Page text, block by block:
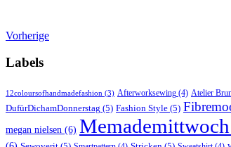
Vorherige
Labels
12coloursofhandmadefashion (3) Afterworksewing (4) Atelier
DufürDichamDonnerstag (5) Fashion Style (5)
megan nielsen (6) Memademittwoch